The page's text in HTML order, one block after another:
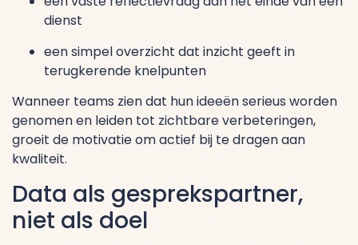
dienst
een simpel overzicht dat inzicht geeft in
terugkerende knelpunten
Wanneer teams zien dat hun ideeën serieus worden
genomen en leiden tot zichtbare verbeteringen,
groeit de motivatie om actief bij te dragen aan
kwaliteit.
Data als gesprekspartner,
niet als doel